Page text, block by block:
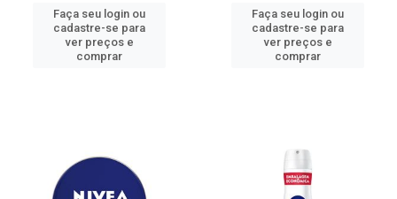
Faça seu login ou
cadastre-se para
ver preços e
comprar
Faça seu login ou
cadastre-se para
ver preços e
comprar